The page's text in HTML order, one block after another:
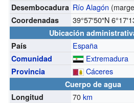
Desembocadura Río Alagón
Coordenadas 39°57′50″N
Ubicación
País
España
Comunidad Extremadura
Provincia Cáceres
Cuerpo de agua
Longitud
70km